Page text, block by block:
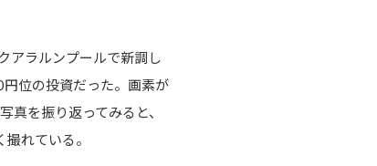
アラルンプールで新調し
位の投資だった。画素が
を振り返ってみると、
れている。